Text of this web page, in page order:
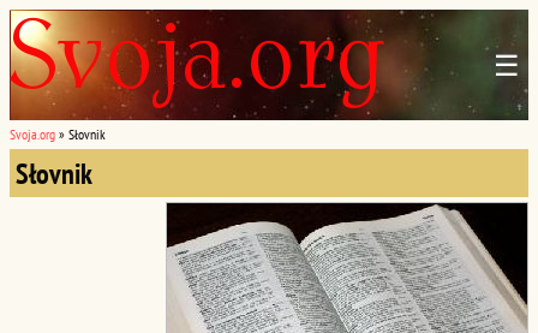
☰
Svoja.org » Słovnik
Słovnik